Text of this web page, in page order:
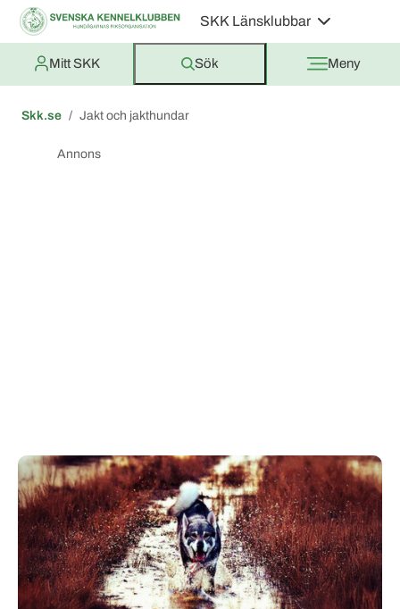
SKK Länsklubbar
Mitt SKK Sök Meny
Skk.se Jakt och jakthundar
Annons